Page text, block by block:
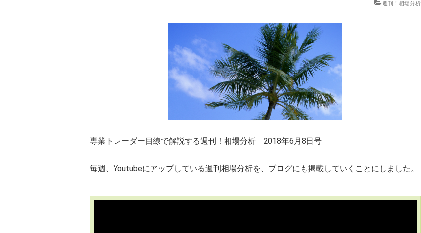
週刊！相場分析
専業トレーダー目線で解説する週刊！相場分析 2018年6月8日号
毎週、Youtubeにアップしている週刊相場分析を、ブログにも掲載していくことにしました。